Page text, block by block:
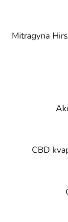
Mitragyna
CBD